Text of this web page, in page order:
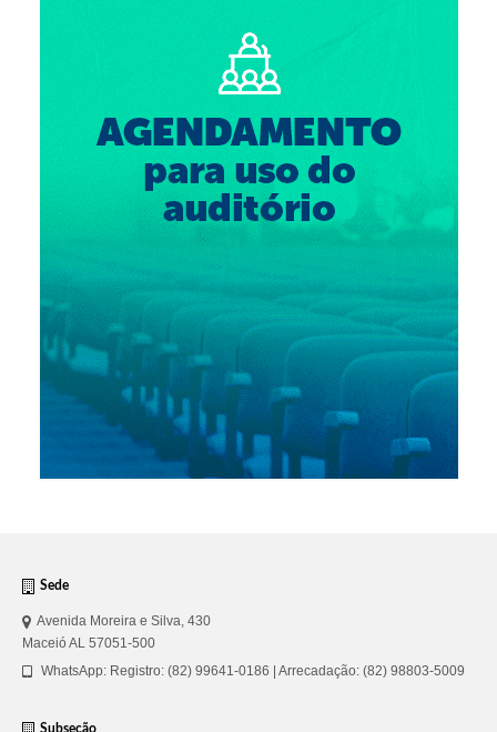
Sede
Avenida Moreira e Silva, 430
Maceió AL 57051-500
WhatsApp: Registro: (82) 99641-0186 | Arrecadação: (82) 98803-5009
Subseção